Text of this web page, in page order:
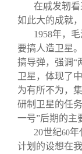
在戚发轫
如此大的成就
1958年，
要搞人造卫星
搞导弹，强调“
卫星，体现了
为有所不为，
研制卫星的任
一号”后期的主
20世纪60年
计划的设想在